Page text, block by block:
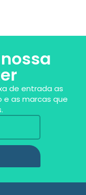
de entrada as
e as marcas que